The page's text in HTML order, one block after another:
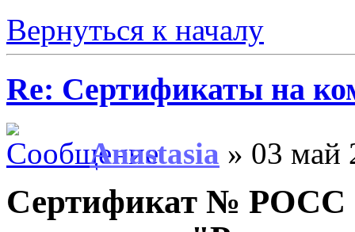
Вернуться к началу
Re: Сертификаты на
Anastasia » 03 май
Сертификат № РОСС